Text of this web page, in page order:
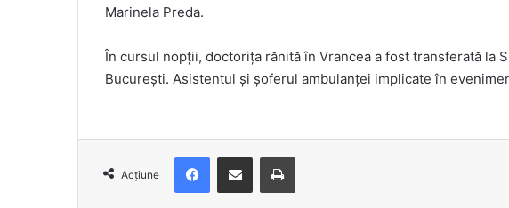
Marinela Preda.
În cursul nopţii, doctoriţa rănită în Vrancea a fost transferată la
Bucureşti. Asistentul şi şoferul ambulanţei implicate în
Acțiune
FacebookDistribuie prin e-mail Imprimare